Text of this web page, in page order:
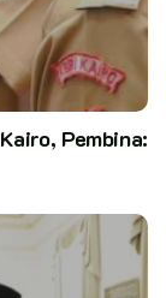
Pembina: